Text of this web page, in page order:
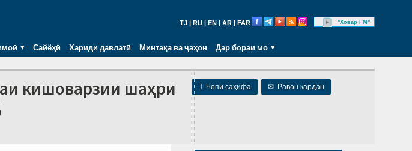
TJ RU EN AR FAR "Ховар FM"
Сайёҳӣ Хариди давлатӣ Минтақа ва ҷаҳон Дар бораи мо
 Чопи саҳифа ✉ Равон кардан
кишоварзии шаҳри